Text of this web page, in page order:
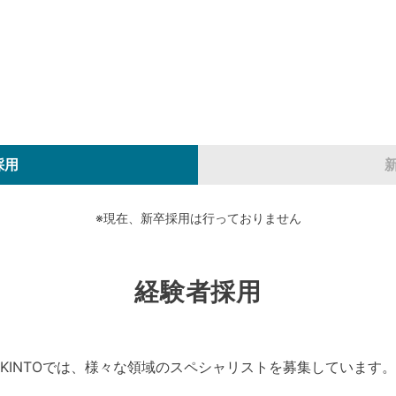
用
※現在、新卒採用は行っておりません
経験者採用
KINTOでは、様々な領域のスペシャリストを募集しています。